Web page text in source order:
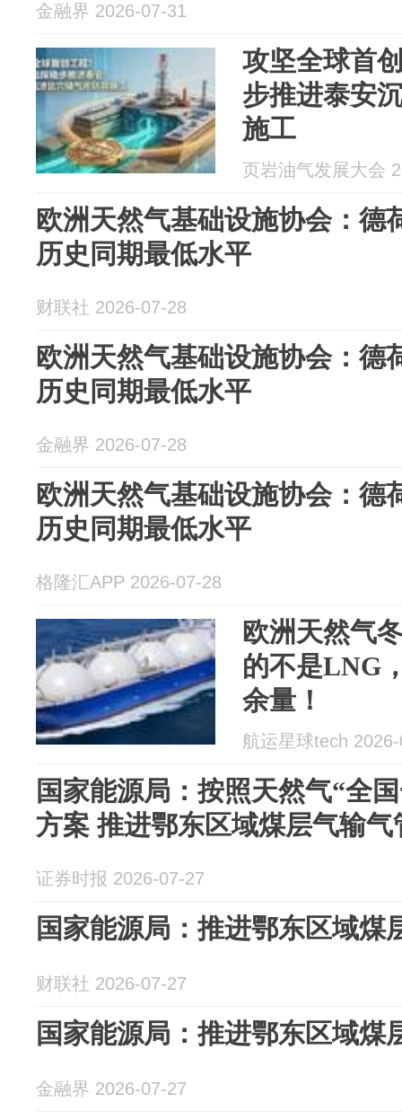
金融界 2026-07-31
攻坚全球首
步推进泰安
施工
页岩油气发展大会
欧洲天然气基础设施协会：德
历史同期最低水平
财联社 2026-07-28
欧洲天然气基础设施协会：德
历史同期最低水平
金融界 2026-07-28
欧洲天然气基础设施协会：德
历史同期最低水平
格隆汇APP 2026-07-28
欧洲天然气
的不是LNG
余量！
航运星球tech
国家能源局：按照天然气“全
方案 推进鄂东区域煤层气输气
证券时报 2026-07-27
国家能源局：推进鄂东区域煤
财联社 2026-07-27
国家能源局：推进鄂东区域煤
金融界 2026-07-27